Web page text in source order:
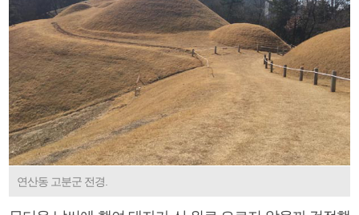
연산동 고분군 전경.